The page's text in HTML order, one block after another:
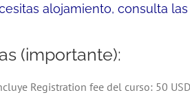
alojamiento, consulta
(importante):
Registration fee del curso: 50